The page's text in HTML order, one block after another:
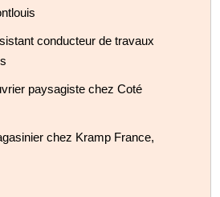
conducteur de travaux
paysagiste chez Coté
chez Kramp France,